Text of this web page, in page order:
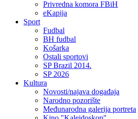
Privredna komora FBiH
eKapija
Sport
Fudbal
BH fudbal
Košarka
Ostali sportovi
SP Brazil 2014.
SP 2026
Kultura
Novosti/najava događaja
Narodno pozorište
Međunarodna galerija portreta